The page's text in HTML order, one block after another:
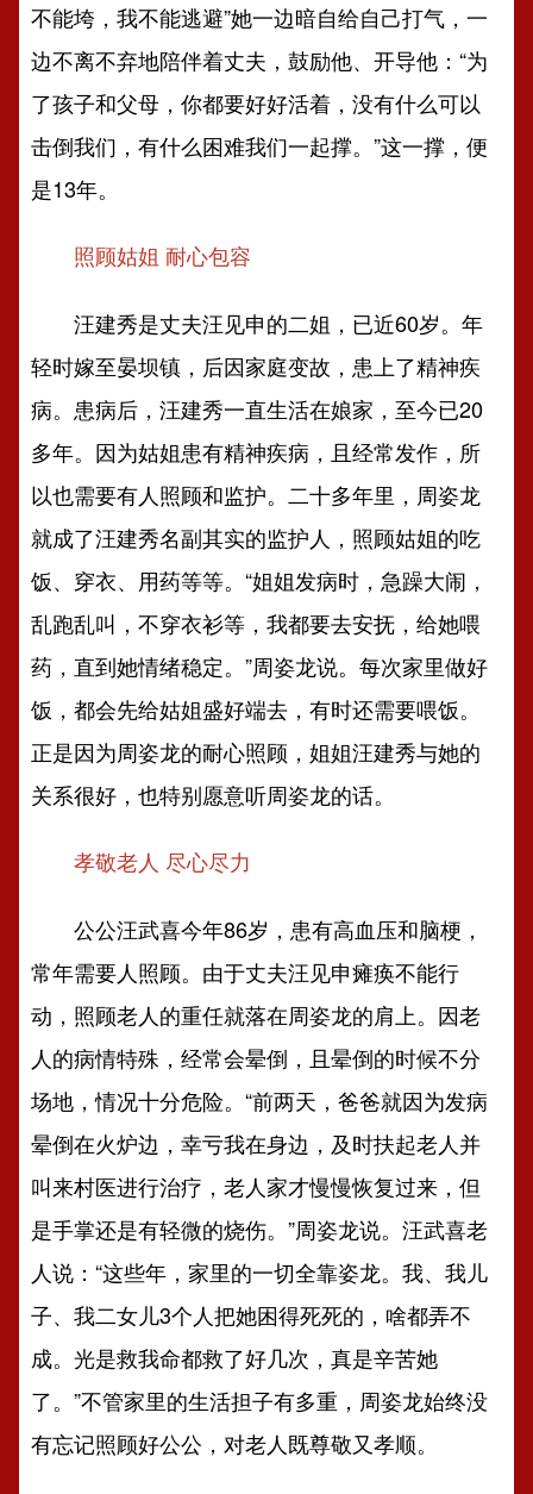
不能垮，我不能逃避”她一边暗自给自己打气，一
边不离不弃地陪伴着丈夫，鼓励他、开导他：“为
了孩子和父母，你都要好好活着，没有什么可以
击倒我们，有什么困难我们一起撑。”这一撑，便
是13年。
照顾姑姐 耐心包容
汪建秀是丈夫汪见申的二姐，已近60岁。年
轻时嫁至晏坝镇，后因家庭变故，患上了精神疾
病。患病后，汪建秀一直生活在娘家，至今已20
多年。因为姑姐患有精神疾病，且经常发作，所
以也需要有人照顾和监护。二十多年里，周姿龙
就成了汪建秀名副其实的监护人，照顾姑姐的吃
饭、穿衣、用药等等。“姐姐发病时，急躁大闹，
乱跑乱叫，不穿衣衫等，我都要去安抚，给她喂
药，直到她情绪稳定。”周姿龙说。每次家里做好
饭，都会先给姑姐盛好端去，有时还需要喂饭。
正是因为周姿龙的耐心照顾，姐姐汪建秀与她的
关系很好，也特别愿意听周姿龙的话。
孝敬老人 尽心尽力
公公汪武喜今年86岁，患有高血压和脑梗，
常年需要人照顾。由于丈夫汪见申瘫痪不能行
动，照顾老人的重任就落在周姿龙的肩上。因老
人的病情特殊，经常会晕倒，且晕倒的时候不分
场地，情况十分危险。“前两天，爸爸就因为发病
晕倒在火炉边，幸亏我在身边，及时扶起老人并
叫来村医进行治疗，老人家才慢慢恢复过来，但
是手掌还是有轻微的烧伤。”周姿龙说。汪武喜老
人说：“这些年，家里的一切全靠姿龙。我、我儿
子、我二女儿3个人把她困得死死的，啥都弄不
成。光是救我命都救了好几次，真是辛苦她
了。”不管家里的生活担子有多重，周姿龙始终没
有忘记照顾好公公，对老人既尊敬又孝顺。